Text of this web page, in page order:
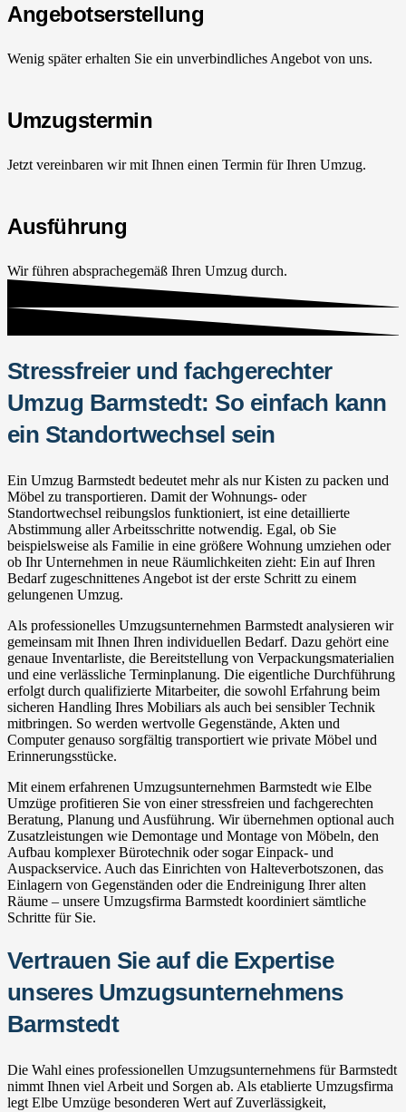
Angebotserstellung
Wenig später erhalten Sie ein unverbindliches Angebot von uns.
Umzugstermin
Jetzt vereinbaren wir mit Ihnen einen Termin für Ihren Umzug.
Ausführung
Wir führen absprachegemäß Ihren Umzug durch.
Stressfreier und fachgerechter
Umzug Barmstedt: So einfach kann
ein Standortwechsel sein
Ein Umzug Barmstedt bedeutet mehr als nur Kisten zu packen und
Möbel zu transportieren. Damit der Wohnungs- oder
Standortwechsel reibungslos funktioniert, ist eine detaillierte
Abstimmung aller Arbeitsschritte notwendig. Egal, ob Sie
beispielsweise als Familie in eine größere Wohnung umziehen oder
ob Ihr Unternehmen in neue Räumlichkeiten zieht: Ein auf Ihren
Bedarf zugeschnittenes Angebot ist der erste Schritt zu einem
gelungenen Umzug.
Als professionelles Umzugsunternehmen Barmstedt analysieren wir
gemeinsam mit Ihnen Ihren individuellen Bedarf. Dazu gehört eine
genaue Inventarliste, die Bereitstellung von Verpackungsmaterialien
und eine verlässliche Terminplanung. Die eigentliche Durchführung
erfolgt durch qualifizierte Mitarbeiter, die sowohl Erfahrung beim
sicheren Handling Ihres Mobiliars als auch bei sensibler Technik
mitbringen. So werden wertvolle Gegenstände, Akten und
Computer genauso sorgfältig transportiert wie private Möbel und
Erinnerungsstücke.
Mit einem erfahrenen Umzugsunternehmen Barmstedt wie Elbe
Umzüge profitieren Sie von einer stressfreien und fachgerechten
Beratung, Planung und Ausführung. Wir übernehmen optional auch
Zusatzleistungen wie Demontage und Montage von Möbeln, den
Aufbau komplexer Bürotechnik oder sogar Einpack- und
Auspackservice. Auch das Einrichten von Halteverbotszonen, das
Einlagern von Gegenständen oder die Endreinigung Ihrer alten
Räume – unsere Umzugsfirma Barmstedt koordiniert sämtliche
Schritte für Sie.
Vertrauen Sie auf die Expertise
unseres Umzugsunternehmens
Barmstedt
Die Wahl eines professionellen Umzugsunternehmens für Barmstedt
nimmt Ihnen viel Arbeit und Sorgen ab. Als etablierte Umzugsfirma
legt Elbe Umzüge besonderen Wert auf Zuverlässigkeit,